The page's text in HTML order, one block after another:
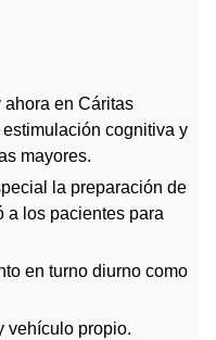
en Cáritas
cognitiva y
mayores.
la preparación de
a los pacientes para
en turno diurno como
vehículo propio.